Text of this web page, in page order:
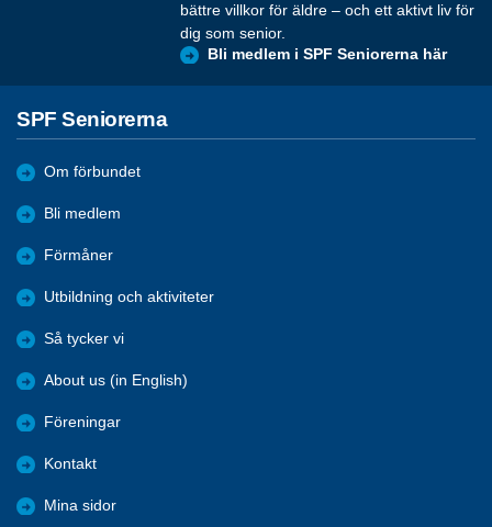
bättre villkor för äldre – och ett aktivt liv för
dig som senior.
Bli medlem i SPF Seniorerna här
SPF Seniorerna
Om förbundet
Bli medlem
Förmåner
Utbildning och aktiviteter
Så tycker vi
About us (in English)
Föreningar
Kontakt
Mina sidor